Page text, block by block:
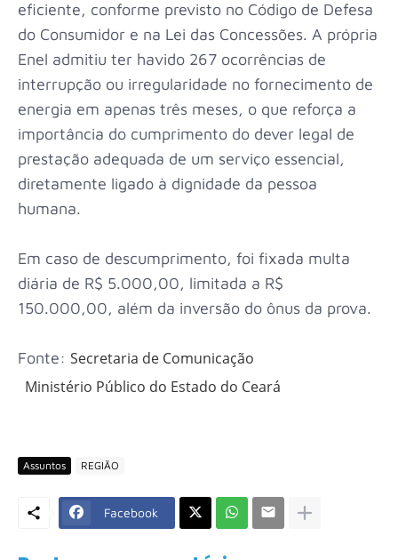
eficiente, conforme previsto no Código de Defesa
do Consumidor e na Lei das Concessões. A própria
Enel admitiu ter havido 267 ocorrências de
interrupção ou irregularidade no fornecimento de
energia em apenas três meses, o que reforça a
importância do cumprimento do dever legal de
prestação adequada de um serviço essencial,
diretamente ligado à dignidade da pessoa
humana.
Em caso de descumprimento, foi fixada multa
diária de R$ 5.000,00, limitada a R$
150.000,00, além da inversão do ônus da prova.
Fonte: Secretaria de Comunicação
Ministério Público do Estado do Ceará
Assuntos REGIÃO
Facebook